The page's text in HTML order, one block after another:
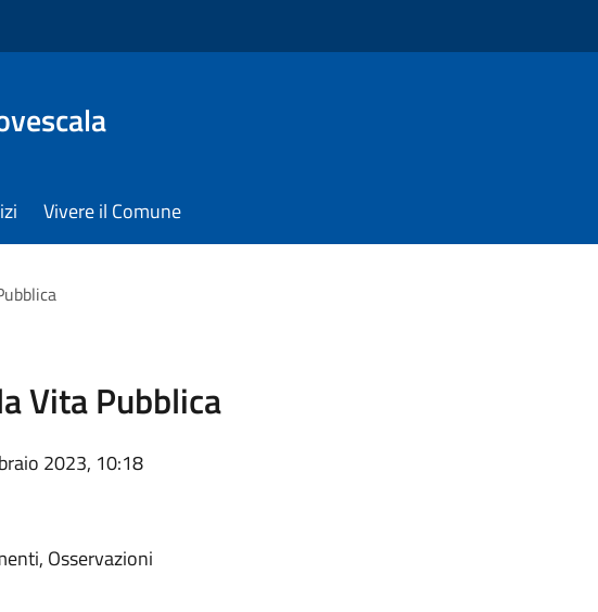
Vivere il Comune
Vita Pubblica
2023, 10:18
Osservazioni